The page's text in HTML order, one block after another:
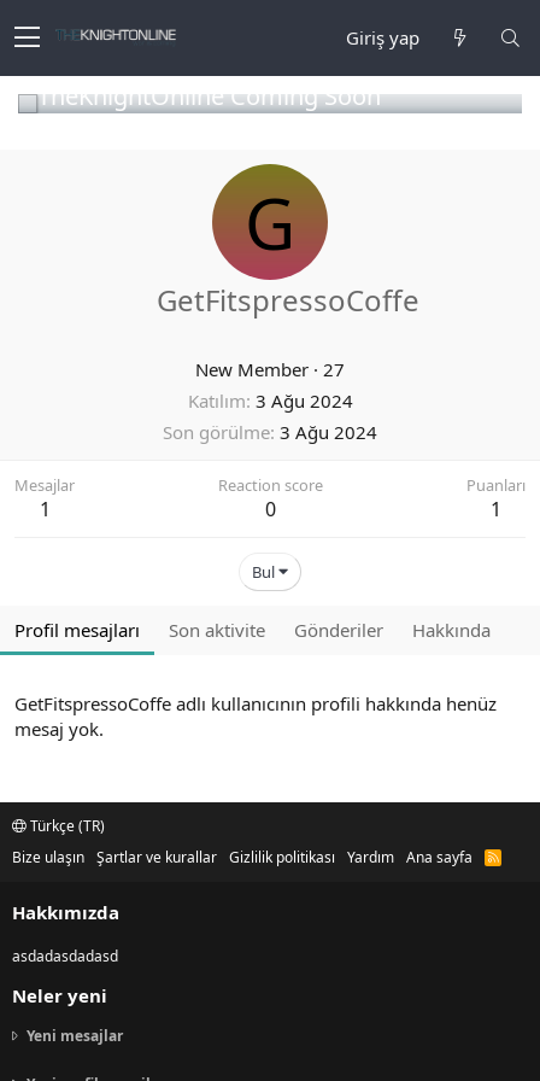
Giriş yap
TheKnightOnline Coming Soon
G
GetFitspressoCoffe
New Member · 27
Katılım 3 Ağu 2024
Son görülme 3 Ağu 2024
Mesajlar
1
Reaction score
0
Puanları
1
Bul
Profil mesajları Son aktivite Gönderiler Hakkında
GetFitspressoCoffe adlı kullanıcının profili hakkında henüz
mesaj yok.
Türkçe (TR)
Bize ulaşın Şartlar ve kurallar Gizlilik politikası Yardım Ana sayfa
R
Hakkımızda
asdadasdadasd
Neler yeni
Yeni mesajlar